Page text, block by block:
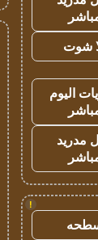
شوت
اليوم
مدريد
!